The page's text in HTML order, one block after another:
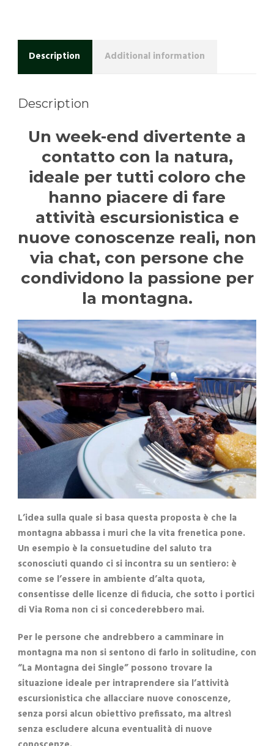
Description Additional information
Description
Un week-end divertente a
contatto con la natura,
ideale per tutti coloro che
hanno piacere di fare
attività escursionistica e
nuove conoscenze reali, non
via chat, con persone che
condividono la passione per
la montagna.
L’idea sulla quale si basa questa proposta è che la
montagna abbassa i muri che la vita frenetica pone.
Un esempio è la consuetudine del saluto tra
sconosciuti quando ci si incontra su un sentiero: è
come se l’essere in ambiente d’alta quota,
consentisse delle licenze di fiducia, che sotto i portici
di Via Roma non ci si concederebbero mai.
Per le persone che andrebbero a camminare in
montagna ma non si sentono di farlo in solitudine, con
“La Montagna dei Single” possono trovare la
situazione ideale per intraprendere sia l’attività
escursionistica che allacciare nuove conoscenze,
senza porsi alcun obiettivo prefissato, ma altresì
senza escludere alcuna eventualità di nuove